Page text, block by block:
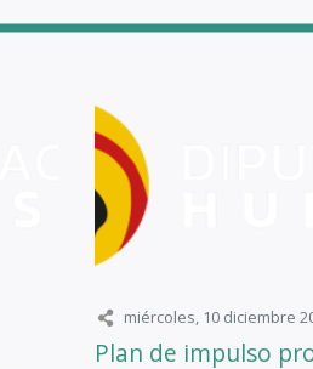
miércoles, 10 diciembre
Plan de impulso